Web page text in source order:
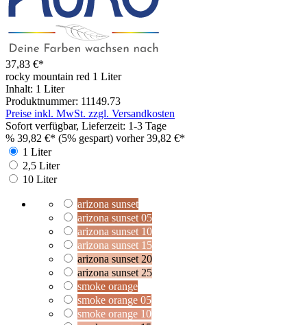
37,83 €*
rocky mountain red 1 Liter
Inhalt: 1 Liter
Produktnummer: 11149.73
Preise inkl. MwSt. zzgl. Versandkosten
Sofort verfügbar, Lieferzeit: 1-3 Tage
% 39,82 €* (5% gespart) vorher 39,82 €*
1 Liter
2,5 Liter
10 Liter
arizona sunset
arizona sunset 05
arizona sunset 10
arizona sunset 15
arizona sunset 20
arizona sunset 25
smoke orange
smoke orange 05
smoke orange 10